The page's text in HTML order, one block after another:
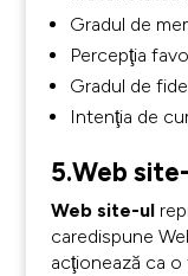
Gradul de
Percepţia
Gradul de
Intenţia de
5.Web
Web site-ul
caredispune
acţionează ca